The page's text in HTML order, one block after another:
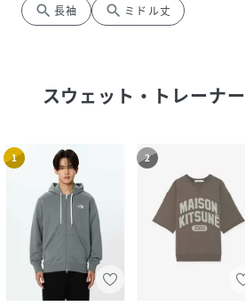
search 長袖 search ミドル丈
スウェット・トレーナー
1 2